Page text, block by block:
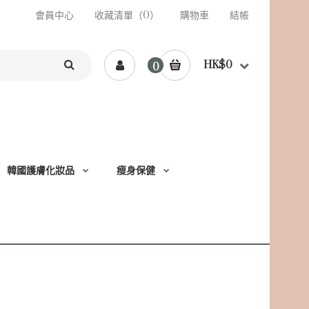
會員中心 收藏清單（0） 購物車 結帳
0 HK$0
韓國護膚化妝品 瘦身保健